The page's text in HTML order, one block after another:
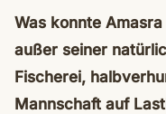
Was konnte
außer seiner
Fischerei,
Mannschaft auf